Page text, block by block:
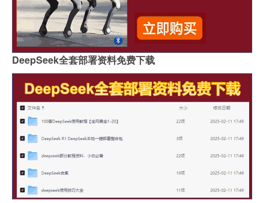
DeepSeek全套部署资料免费下载